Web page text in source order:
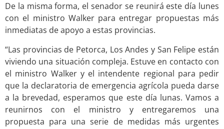
De la misma forma, el senador se reunirá este día lunes
con el ministro Walker para entregar propuestas más
inmediatas de apoyo a estas provincias.
“Las provincias de Petorca, Los Andes y San Felipe están
viviendo una situación compleja. Estuve en contacto con
el ministro Walker y el intendente regional para pedir
que la declaratoria de emergencia agrícola pueda darse
a la brevedad, esperamos que este día lunas. Vamos a
reunirnos con el ministro y entregaremos una
propuesta para una serie de medidas más urgentes